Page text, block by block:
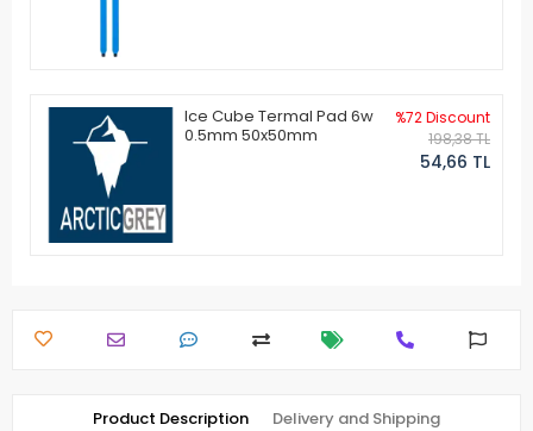
Ice Cube Termal Pad 6w
0.5mm 50x50mm
%72 Discount
198,38 TL
54,66 TL
Product Description Delivery and Shipping